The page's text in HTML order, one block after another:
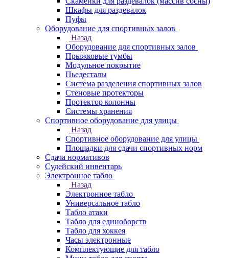
Шкафы для раздевалок
Пуфы
Оборудование для спортивных залов
Назад
Оборудование для спортивных залов
Прыжковые тумбы
Модульное покрытие
Пьедесталы
Система разделения спортивных залов
Стеновые протекторы
Протектор колонны
Системы хранения
Спортивное оборудование для улицы
Назад
Спортивное оборудование для улицы
Площадки для сдачи спортивных норм
Сдача нормативов
Судейский инвентарь
Электронное табло
Назад
Электронное табло
Универсальное табло
Табло атаки
Табло для единоборств
Табло для хоккея
Часы электронные
Комплектующие для табло